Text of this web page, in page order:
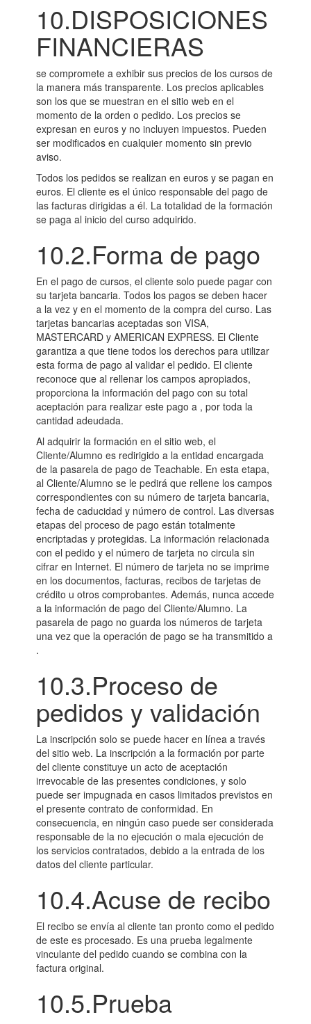
10.DISPOSICIONES
FINANCIERAS
se compromete a exhibir sus precios de los cursos de
la manera más transparente. Los precios aplicables
son los que se muestran en el sitio web en el
momento de la orden o pedido. Los precios se
expresan en euros y no incluyen impuestos. Pueden
ser modificados en cualquier momento sin previo
aviso.
Todos los pedidos se realizan en euros y se pagan en
euros. El cliente es el único responsable del pago de
las facturas dirigidas a él. La totalidad de la formación
se paga al inicio del curso adquirido.
10.2.Forma de pago
En el pago de cursos, el cliente solo puede pagar con
su tarjeta bancaria. Todos los pagos se deben hacer
a la vez y en el momento de la compra del curso. Las
tarjetas bancarias aceptadas son VISA,
MASTERCARD y AMERICAN EXPRESS. El Cliente
garantiza a que tiene todos los derechos para utilizar
esta forma de pago al validar el pedido. El cliente
reconoce que al rellenar los campos apropiados,
proporciona la información del pago con su total
aceptación para realizar este pago a , por toda la
cantidad adeudada.
Al adquirir la formación en el sitio web, el
Cliente/Alumno es redirigido a la entidad encargada
de la pasarela de pago de Teachable. En esta etapa,
al Cliente/Alumno se le pedirá que rellene los campos
correspondientes con su número de tarjeta bancaria,
fecha de caducidad y número de control. Las diversas
etapas del proceso de pago están totalmente
encriptadas y protegidas. La información relacionada
con el pedido y el número de tarjeta no circula sin
cifrar en Internet. El número de tarjeta no se imprime
en los documentos, facturas, recibos de tarjetas de
crédito u otros comprobantes. Además, nunca accede
a la información de pago del Cliente/Alumno. La
pasarela de pago no guarda los números de tarjeta
una vez que la operación de pago se ha transmitido a
.
10.3.Proceso de
pedidos y validación
La inscripción solo se puede hacer en línea a través
del sitio web. La inscripción a la formación por parte
del cliente constituye un acto de aceptación
irrevocable de las presentes condiciones, y solo
puede ser impugnada en casos limitados previstos en
el presente contrato de conformidad. En
consecuencia, en ningún caso puede ser considerada
responsable de la no ejecución o mala ejecución de
los servicios contratados, debido a la entrada de los
datos del cliente particular.
10.4.Acuse de recibo
El recibo se envía al cliente tan pronto como el pedido
de este es procesado. Es una prueba legalmente
vinculante del pedido cuando se combina con la
factura original.
10.5.Prueba